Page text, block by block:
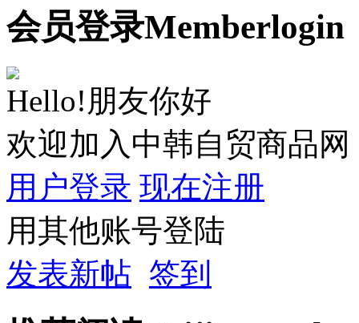
会员登录Memberlogin
Hello!朋友你好
欢迎加入中韩自贸商品网
用户登录 现在注册
用其他账号登陆
发表新帖 签到